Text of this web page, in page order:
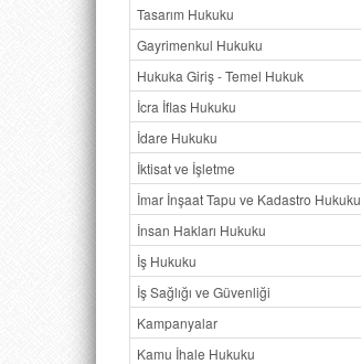
Tasarım Hukuku
Gayrimenkul Hukuku
Hukuka Giriş - Temel Hukuk
İcra İflas Hukuku
İdare Hukuku
İktisat ve İşletme
İmar İnşaat Tapu ve Kadastro Hukuku
İnsan Hakları Hukuku
İş Hukuku
İş Sağlığı ve Güvenliği
Kampanyalar
Kamu İhale Hukuku